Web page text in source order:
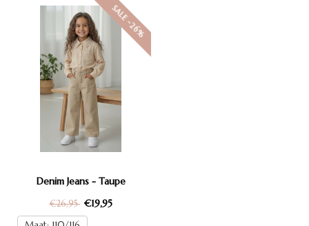
SALE -26%
Denim Jeans - Taupe
€26,95 €19,95